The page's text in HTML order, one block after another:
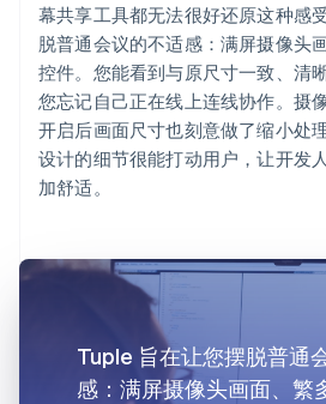
幕共享工具都无法很好还原这种感
脱普通会议的不适感：满屏摄像头
控件。您能看到与原尺寸一致、清
您忘记自己正在线上连线协作。摄
开启后画面尺寸也刻意做了缩小处
设计的细节很能打动用户，让开发
加舒适。
Tuple 旨在让您摆脱普通
感：满屏摄像头画面、繁